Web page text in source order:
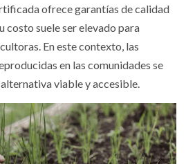
ofrece garantías de calidad
costo suele ser elevado para
En este contexto, las
en las comunidades se
viable y accesible.